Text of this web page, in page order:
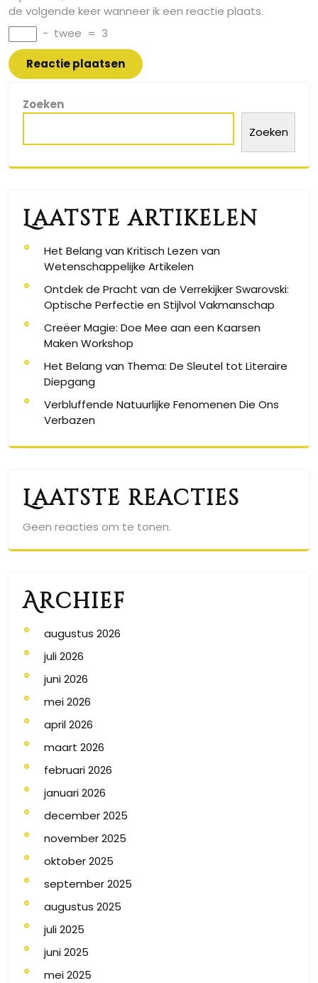
de volgende keer wanneer ik een reactie plaats.
− twee = 3
Zoeken
Zoeken
Laatste artikelen
Het Belang van Kritisch Lezen van
Wetenschappelijke Artikelen
Ontdek de Pracht van de Verrekijker Swarovski:
Optische Perfectie en Stijlvol Vakmanschap
Creëer Magie: Doe Mee aan een Kaarsen
Maken Workshop
Het Belang van Thema: De Sleutel tot Literaire
Diepgang
Verbluffende Natuurlijke Fenomenen Die Ons
Verbazen
Laatste reacties
Geen reacties om te tonen.
Archief
augustus 2026
juli 2026
juni 2026
mei 2026
april 2026
maart 2026
februari 2026
januari 2026
december 2025
november 2025
oktober 2025
september 2025
augustus 2025
juli 2025
juni 2025
mei 2025